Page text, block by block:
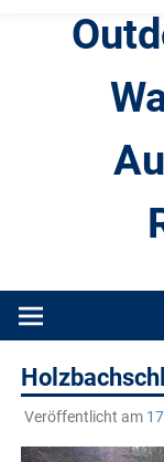
Produkttests und
Veröffentlicht am